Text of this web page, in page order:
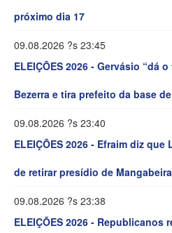
próximo dia 17
09.08.2026 ?s 23:45
ELEIÇÕES 2026 - Gervásio “dá
Bezerra e tira prefeito da base
09.08.2026 ?s 23:40
ELEIÇÕES 2026 - Efraim diz
de retirar presídio de Mangabeira
09.08.2026 ?s 23:38
ELEIÇÕES 2026 - Republicanos